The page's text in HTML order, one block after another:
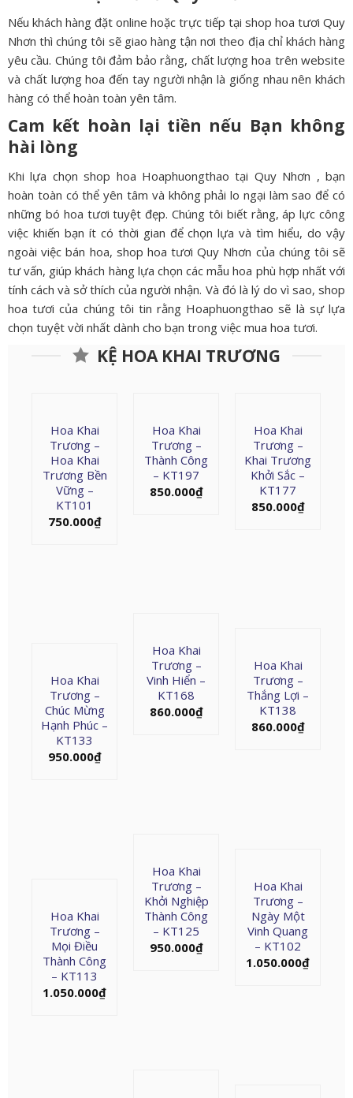
Nếu khách hàng đặt online hoặc trực tiếp tại shop hoa tươi Quy
Nhơn thì chúng tôi sẽ giao hàng tận nơi theo địa chỉ khách hàng
yêu cầu. Chúng tôi đảm bảo rằng, chất lượng hoa trên website
và chất lượng hoa đến tay người nhận là giống nhau nên khách
hàng có thể hoàn toàn yên tâm.
Cam kết hoàn lại tiền nếu Bạn không
hài lòng
Khi lựa chọn shop hoa Hoaphuongthao tại Quy Nhơn , bạn
hoàn toàn có thể yên tâm và không phải lo ngại làm sao để có
những bó hoa tươi tuyệt đẹp. Chúng tôi biết rằng, áp lực công
việc khiến bạn ít có thời gian để chọn lựa và tìm hiểu, do vậy
ngoài việc bán hoa, shop hoa tươi Quy Nhơn của chúng tôi sẽ
tư vấn, giúp khách hàng lựa chọn các mẫu hoa phù hợp nhất với
tính cách và sở thích của người nhận. Và đó là lý do vì sao, shop
hoa tươi của chúng tôi tin rằng Hoaphuongthao sẽ là sự lựa
chọn tuyệt vời nhất dành cho bạn trong việc mua hoa tươi.
KỆ HOA KHAI TRƯƠNG
Hoa Khai
Trương –
Hoa Khai
Trương Bền
Vững –
KT101
750.000₫
Hoa Khai
Trương –
Thành Công
– KT197
850.000₫
Hoa Khai
Trương –
Khai Trương
Khởi Sắc –
KT177
850.000₫
Hoa Khai
Trương –
Vinh Hiển –
KT168
860.000₫
Hoa Khai
Trương –
Thắng Lợi –
KT138
860.000₫
Hoa Khai
Trương –
Chúc Mừng
Hạnh Phúc –
KT133
950.000₫
Hoa Khai
Trương –
Khởi Nghiệp
Thành Công
– KT125
950.000₫
Hoa Khai
Trương –
Ngày Một
Vinh Quang
– KT102
1.050.000₫
Hoa Khai
Trương –
Mọi Điều
Thành Công
– KT113
1.050.000₫